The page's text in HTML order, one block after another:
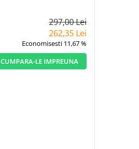
297,00 Lei
262,35 Lei
Economisesti 11,67 %
CUMPARA-LE IMPREUNA